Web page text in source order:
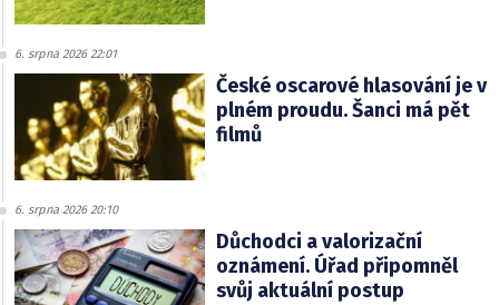
6. srpna 2026 22:01
České oscarové hlasování je v
plném proudu. Šanci má pět
filmů
6. srpna 2026 20:10
Důchodci a valorizační
oznámení. Úřad připomněl
svůj aktuální postup